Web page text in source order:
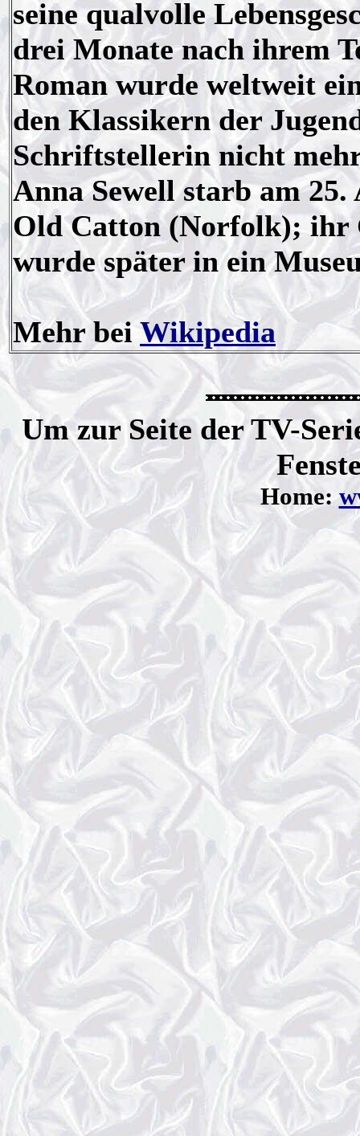
seine qualvolle
drei Monate nach ihrem
Roman wurde weltweit
den Klassikern der
Schriftstellerin nicht
Anna Sewell starb am
Old Catton (Norfolk); ihr
wurde später in ein
Mehr bei Wikipedia
Um zur Seite der TV-
Home: